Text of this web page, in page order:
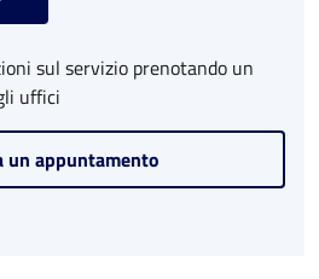
sul servizio prenotando un
uffici
un appuntamento